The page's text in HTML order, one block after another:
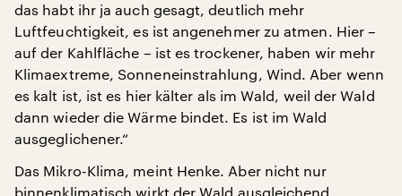
das habt ihr ja auch gesagt, deutlich mehr
Luftfeuchtigkeit, es ist angenehmer zu atmen. Hier –
auf der Kahlfläche – ist es trockener, haben wir mehr
Klimaextreme, Sonneneinstrahlung, Wind. Aber wenn
es kalt ist, ist es hier kälter als im Wald, weil der Wald
dann wieder die Wärme bindet. Es ist im Wald
ausgeglichener.“
Das Mikro-Klima, meint Henke. Aber nicht nur
binnenklimatisch wirkt der Wald ausgleichend.